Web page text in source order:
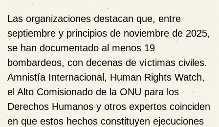
Las organizaciones destacan que, entre
septiembre y principios de noviembre de 2025,
se han documentado al menos 19
bombardeos, con decenas de víctimas civiles.
Amnistía Internacional, Human Rights Watch,
el Alto Comisionado de la ONU para los
Derechos Humanos y otros expertos coinciden
en que estos hechos constituyen ejecuciones